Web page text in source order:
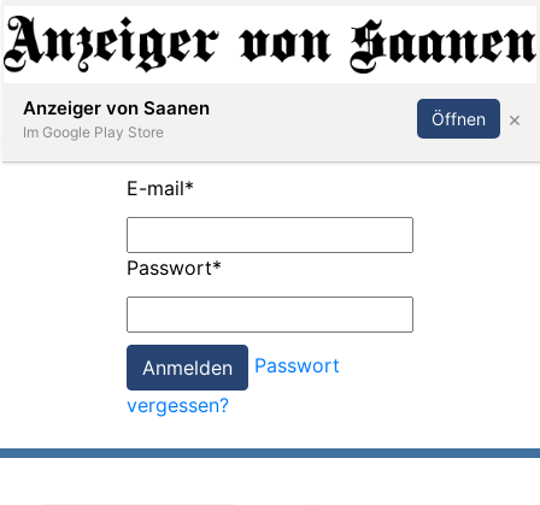
Abonnieren Anmelden
E-mail*
Passwort*
Passwort
vergessen?
Anzeiger von Saanen
Im Google Play Store
Öffnen ×